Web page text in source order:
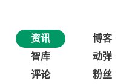
资讯 博客
智库
动弹
评论
粉丝